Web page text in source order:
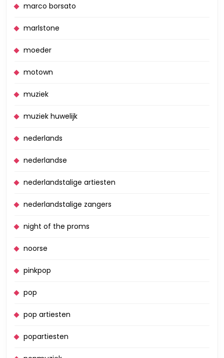
marco borsato
marlstone
moeder
motown
muziek
muziek huwelijk
nederlands
nederlandse
nederlandstalige artiesten
nederlandstalige zangers
night of the proms
noorse
pinkpop
pop
pop artiesten
popartiesten